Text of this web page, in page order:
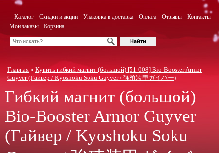
≡ Каталог Скидки и акции Упаковка и доставка Оплата Отзывы
Контакты
Мои заказы
Корзина
Главная » Купить гибкий магнит (большой) [51-008] Bio-Booster Armor
Guyver (Гайвер / Kyoshoku Soku Guyver / 強殖装甲ガイバー)
Гибкий магнит (большой)
Bio-Booster Armor Guyver
(Гайвер / Kyoshoku Soku